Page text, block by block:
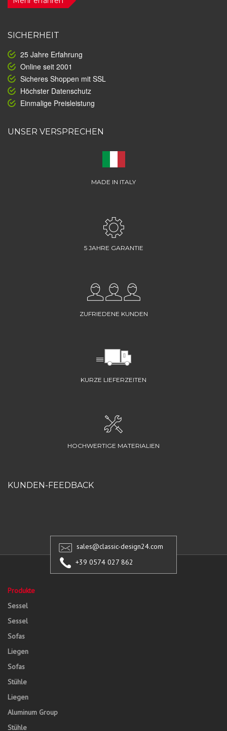
SICHERHEIT
25 Jahre Erfahrung
Online seit 2001
Sicheres Shoppen mit SSL
Höchster Datenschutz
Einmalige Preisleistung
UNSER VERSPRECHEN
MADE IN ITALY
5 JAHRE GARANTIE
ZUFRIEDENE KUNDEN
KURZE LIEFERZEITEN
HOCHWERTIGE MATERIALIEN
KUNDEN-FEEDBACK
sales@classic-design24.com
+39 0574 027 862
Produkte
Sessel
Sessel
Sofas
Liegen
Sofas
Stühle
Liegen
Aluminum Group
Stühle